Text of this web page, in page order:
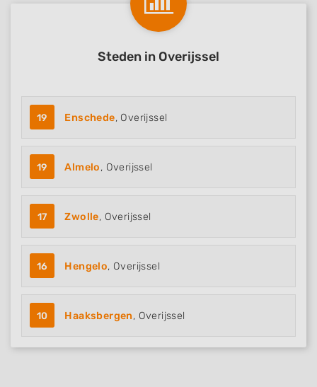
Steden in Overijssel
19 Enschede, Overijssel
19 Almelo, Overijssel
17 Zwolle, Overijssel
16 Hengelo, Overijssel
10 Haaksbergen, Overijssel